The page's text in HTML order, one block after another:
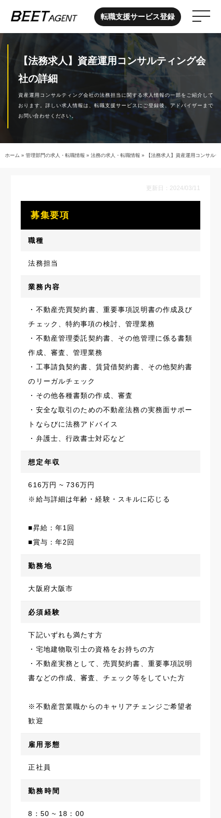
転職支援サービス登録
【法務求人】資産運用コンサルティング会
社の詳細
資産運用コンサルティング会社の法務担当に関する求人情報の一部をご紹介して
おります。詳しい求人情報は、転職支援サービスにご登録後、アドバイザーまで
お問い合わせください。
ホーム » 管理部門の求人・転職情報 » 法務の求人・転職情報 » 【法務求人】資産運用コンサル
更新日：2024/03/11
募集要項
職種
法務担当
業務内容
・不動産売買契約書、重要事項説明書の作成及び
チェック、特約事項の検討、管理業務
・不動産管理委託契約書、その他管理に係る書類
作成、審査、管理業務
・工事請負契約書、賃貸借契約書、その他契約書
のリーガルチェック
・その他各種書類の作成、審査
・安全な取引のための不動産法務の実務面サポー
トならびに法務アドバイス
・弁護士、行政書士対応など
想定年収
616万円 ~ 736万円
※給与詳細は年齢・経験・スキルに応じる
■昇給：年1回
■賞与：年2回
勤務地
大阪府大阪市
必須経験
下記いずれも満たす方
・宅地建物取引士の資格をお持ちの方
・不動産実務として、売買契約書、重要事項説明
書などの作成、審査、チェック等をしていた方
※不動産営業職からのキャリアチェンジご希望者
歓迎
雇用形態
正社員
勤務時間
8：50 ~ 18：00